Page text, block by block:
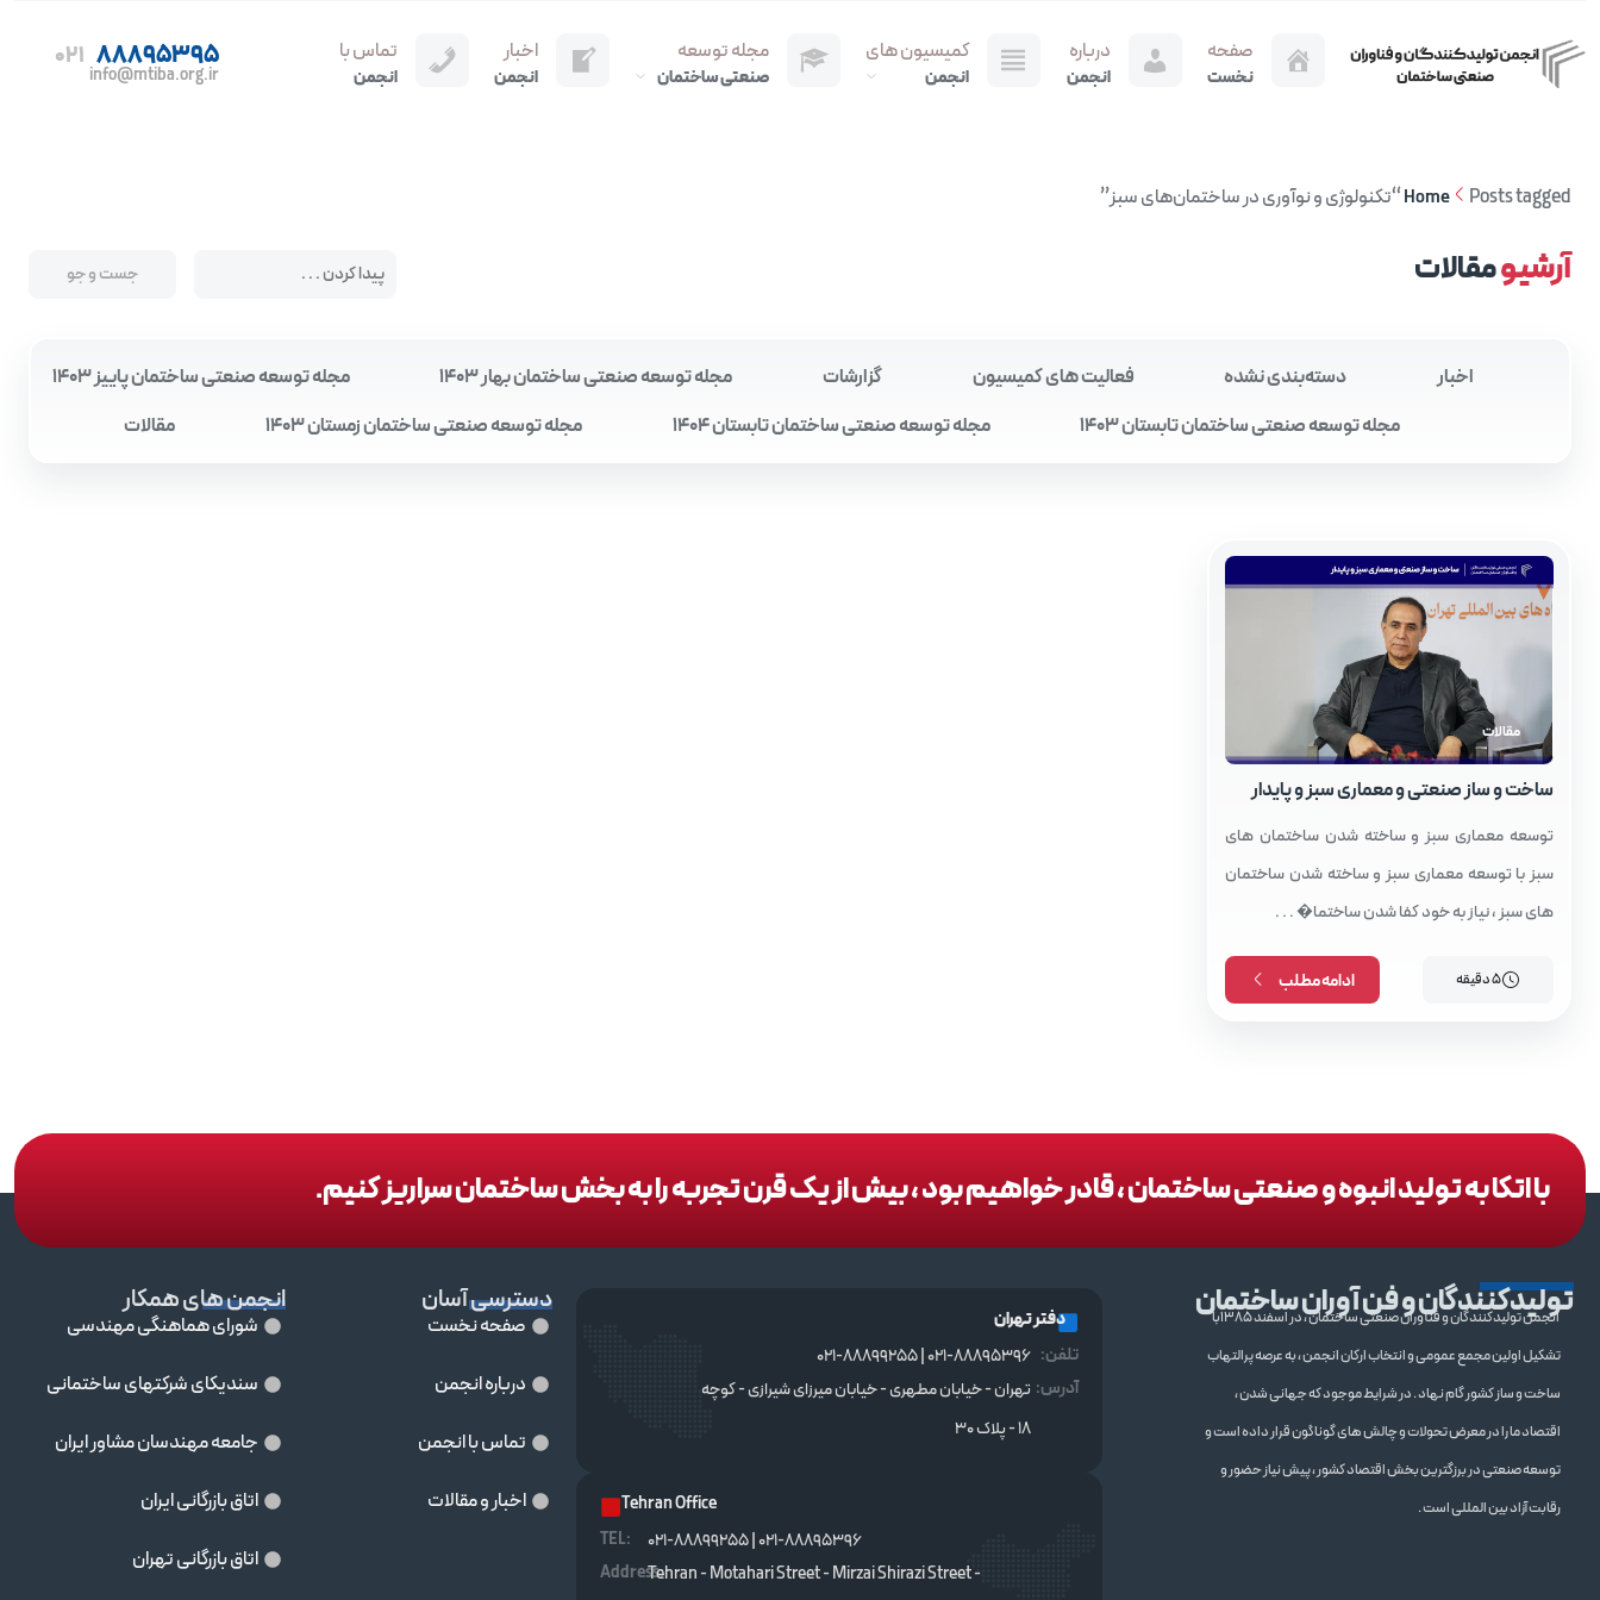
صفحه
نخست
درباره
انجمن
کمیسیون های
انجمن
مجله توسعه
صنعتی ساختمان
اخبار
انجمن
تماس با
انجمن
021 88895395
info@mtiba.org.ir
Home Posts tagged “تکنولوژی و نوآوری در ساختمان‌های سبز”
آرشیومقالات
اخبار دسته‌بندی نشده فعالیت های کمیسیون گزارشات مجله توسعه صنعتی ساختمان بهار 1403
مجله توسعه صنعتی ساختمان پاییز 1403
مجله توسعه صنعتی ساختمان تابستان 1403
مجله توسعه صنعتی ساختمان تابستان 1404 مجله توسعه صنعتی ساختمان زمستان 1403 مقالات
مقالات
ساخت و ساز صنعتی و معماری سبز و پایدار
توسعه معماری سبز و ساخته شدن ساختمان‌ های
سبز با توسعه معماری سبز و ساخته شدن ساختمان‌
های سبز ، نیاز به خود کفا شدن ساختما� . . .
5 دقیقه ادامه مطلب
با اتکا به تولید انبوه و صنعتی ساختمان ، قادر خواهیم بود ، بیش از یک قرن تجربه را به بخش ساختمان سراریز کنیم.
تولیدکنندگان و فن آوران ساختمان
انجمن تولیدکنندگان و فنآوران صنعتی ساختمان ، در اسفند 1385با
تشکیل اولین مجمع عمومی و انتخاب ارکان انجمن ، به عرصه پرالتهاب
ساخت و ساز کشور گام نهاد . در شرایط موجود که جهانی شدن ،
اقتصاد ما را در معرض تحولات و چالش های گوناگون قرار داده است و
توسعه صنعتی در برزگترین بخش اقتصاد کشور ، پیش نیاز حضور و
رقابت آزاد بین المللی است .
دفتر تهران
تلفن: 021-88895396 | 021-88899255
آدرس: تهران - خیابان مطهری - خیابان میرزای شیرازی - کوچه
۱۸ - پلاک ۳۰
Tehran Office
TEL :
021-88895396 | 021-88899255
Address:Tehran - Motahari Street - Mirzai Shirazi Street -
دسترسی آسان
صفحه نخست
درباره انجمن
تماس با انجمن
اخبار و مقالات
انجمن های همکار
شورای هماهنگی مهندسی
سندیکای شرکتهای ساختمانی
جامعه مهندسان مشاور ايران
اتاق بازرگانی ایران
اتاق بازرگانی تهران